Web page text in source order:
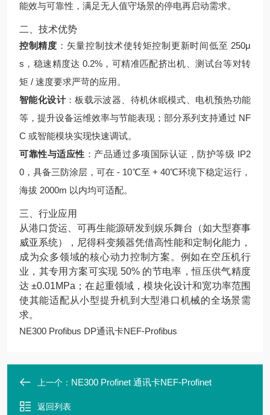
能效与可靠性，满足无人值守场景的停电再启动需求。
二、技术优势
控制精度 ：矢量控制技术使转矩控制更新时间低至 250μ
s，稳速精度达 0.2%，可精准匹配挤出机、测试台等对转
矩 / 速度要求严苛的应用。
智能化设计：板载示波器、待机休眠模式、电机预热功能
等，提升设备运维效率与节能表现；部分系列支持通过 NF
C 或智能模块实现快速调试。
可靠性与适应性 ：产品通过多项国际认证，防护等级 IP2
0，具备三防涂层，可在 - 10℃至 + 40℃环境下稳定运行，
海拔 2000m 以内均可适配。
三、行业应用
从港口货运、可再生能源研发到娱乐舞台（如大型赛事
威亚系统），尼得科变频器凭借高性能和定制化能力，
成为众多领域的核心动力控制方案。例如在空压机行
业，其专用方案可实现 50% 的节电率，恒压供气精度
达 ±0.01MPa；在起重领域，模块化设计和宽功率范围
使其能适配从小型提升机到大型港口机械的全场景需
求。
NE300 Profibus DP通讯卡NEF-Profibus
上一个： NE300 Profinet 通讯卡NEF-Profinet
返回列表